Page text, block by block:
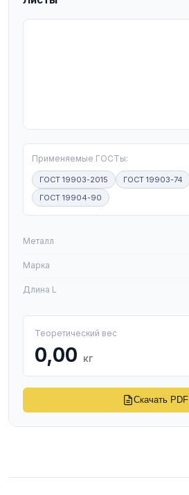
Применяемые ГОСТы:
ГОСТ 19903-2015 ГОСТ 19903-74
ГОСТ 19904-90
Металл
Марка
Длина L
Теоретический вес
0,00 кг
Скачать PDF